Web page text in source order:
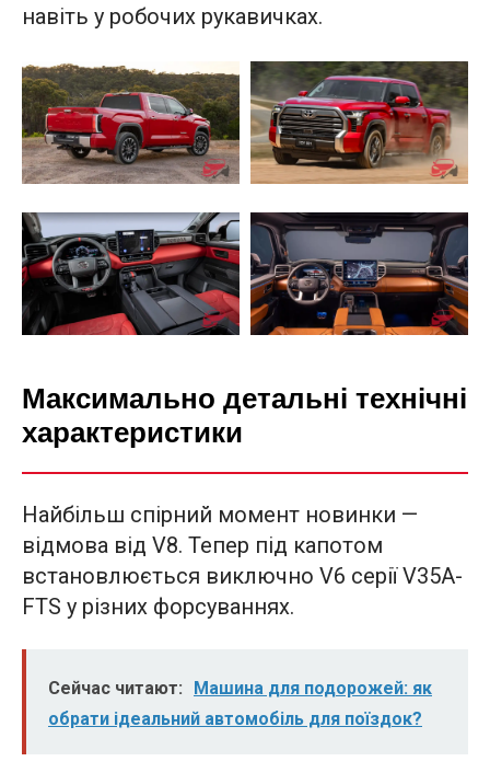
навіть у робочих рукавичках.
Максимально детальні технічні
характеристики
Найбільш спірний момент новинки —
відмова від V8. Тепер під капотом
встановлюється виключно V6 серії V35A-
FTS у різних форсуваннях.
Сейчас читают:
Машина для подорожей: як
обрати ідеальний автомобіль для поїздок?